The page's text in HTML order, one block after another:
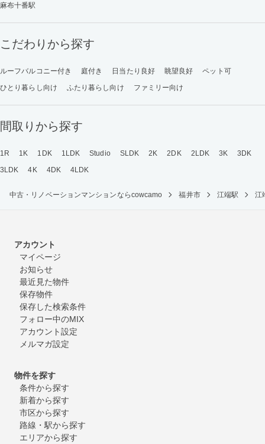
麻布十番駅
こだわりから探す
ルーフバルコニー付き 庭付き 日当たり良好 眺望良好
ペット可
ひとり暮らし向け
ふたり暮らし向け ファミリー向け
間取りから探す
1R 1K 1DK 1LDK Studio SLDK 2K 2DK 2LDK 3K
3DK
3LDK
4K 4DK 4LDK
中古・リノベーションマンションならcowcamo 福井市 江端駅 江
アカウント
マイページ
お知らせ
最近見た物件
保存物件
保存した検索条件
フォロー中のMIX
アカウント設定
メルマガ設定
物件を探す
条件から探す
新着から探す
市区から探す
路線・駅から探す
エリアから探す